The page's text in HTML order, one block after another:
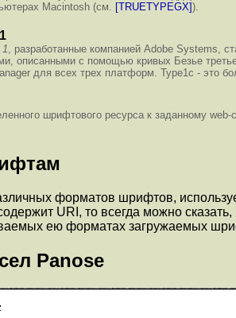
Macintosh (см. [TRUETYPEGX]).
, разработанные компанией Adobe Systems,
описанными с помощью кривых Безье
для всех трех платформ. Type1c - это
шрифтового ресурса к заданному
форматов шрифтов,
URI, то всегда можно
ею форматах загружаемых
Panose